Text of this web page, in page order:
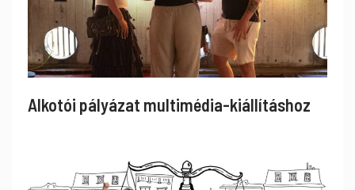
Alkotói pályázat multimédia-kiállításhoz